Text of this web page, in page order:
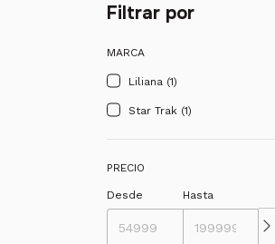
Filtrar por
MARCA
Liliana (1)
Star Trak (1)
PRECIO
Desde Hasta